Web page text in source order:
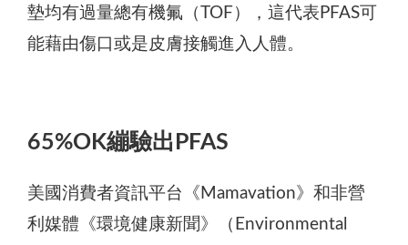
墊均有過量總有機氟（TOF），這代表PFAS可
能藉由傷口或是皮膚接觸進入人體。
65%OK繃驗出PFAS
美國消費者資訊平台《Mamavation》和非營
利媒體《環境健康新聞》（Environmental